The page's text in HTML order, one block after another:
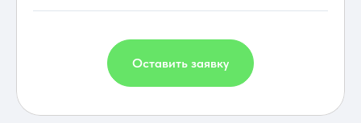
Оставить заявку